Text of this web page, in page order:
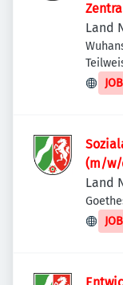
Land
(m/w/
Land